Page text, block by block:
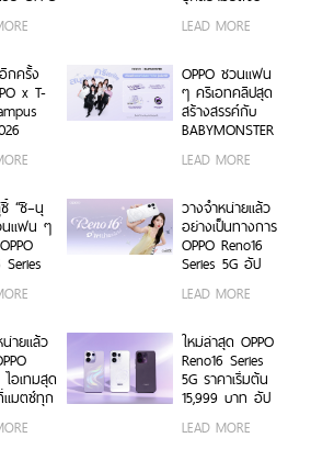
Enterprise
ยักษ์ ส่งต่อแรง
บันดาลใจให้ทุก
เองได้เต็มที่ ผ่าน
OPPO K-POP
Star Random
Dance พร้อม
คลูซีฟ
LEAD MORE
กครั้ง
x T-
ความ
6 รั้ว
วนเหล่า
มา
กับ
เร็ว ๆ
OPPO ชวนแฟน
ๆ ครีเอทคลิปสุด
สร้างสรรค์กับ
BABYMONSTER
ลุ้นรับบัตร
คอนเสิร์ตโซน VIP
Edition Gift Box
สุดเอ็กซ์คลูซีฟ
ร่วมสนุกได้ตั้งแต่
6 ก.ค. – 17 ส.ค.
LEAD MORE
“ซี–นุ
นแฟน ๆ
Series
Live
ร้อม
กว้าง
บทุก
โดดเด่น
วางจำหน่ายแล้ว
อย่างเป็นทางการ
OPPO Reno16
Series 5G อัป
เกรดกล้องมุม
กว้างพิเศษ
0.6x ถ่ายคนสวย
สีผิวเป็น
ธรรมชาติทั้งภาพ
นิ่งและวิดีโอ ใน
ราคาเริ่มต้นเพียง
15,999 บาท
LEAD MORE
ายแล้ว
อเทมสุด
แมตช์ทุก
เปิด 5
ด่น ใช้
ใหม่ล่าสุด OPPO
Reno16 Series
5G ราคาเริ่มต้น
15,999 บาท อัป
เกรดกล้องมุม
กว้างพิเศษ
LEAD MORE